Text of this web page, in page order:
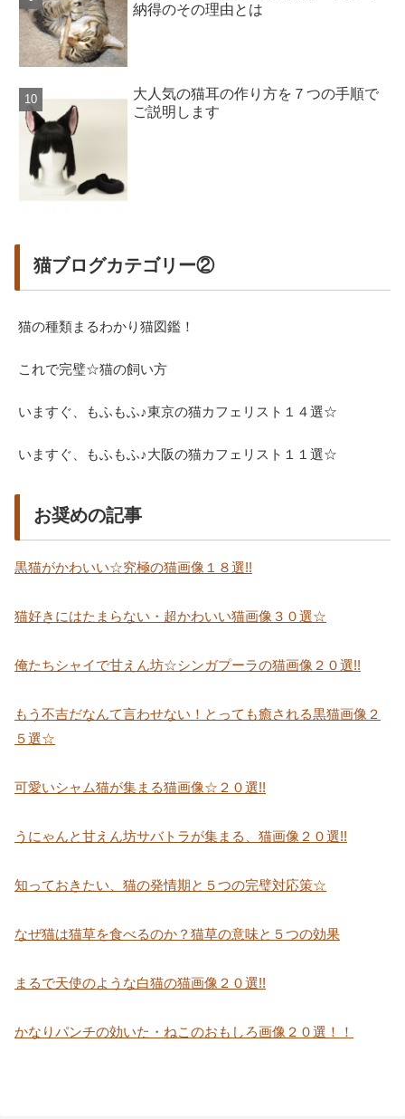
納得のその理由とは
大人気の猫耳の作り方を７つの手順で
ご説明します
猫ブログカテゴリー②
猫の種類まるわかり猫図鑑！
これで完璧☆猫の飼い方
いますぐ、もふもふ♪東京の猫カフェリスト１４選☆
いますぐ、もふもふ♪大阪の猫カフェリスト１１選☆
お奨めの記事
黒猫がかわいい☆究極の猫画像１８選!!
猫好きにはたまらない・超かわいい猫画像３０選☆
俺たちシャイで甘えん坊☆シンガプーラの猫画像２０選!!
もう不吉だなんて言わせない！とっても癒される黒猫画像２
５選☆
可愛いシャム猫が集まる猫画像☆２０選!!
うにゃんと甘えん坊サバトラが集まる、猫画像２０選!!
知っておきたい、猫の発情期と５つの完璧対応策☆
なぜ猫は猫草を食べるのか？猫草の意味と５つの効果
まるで天使のような白猫の猫画像２０選!!
かなりパンチの効いた・ねこのおもしろ画像２０選！！